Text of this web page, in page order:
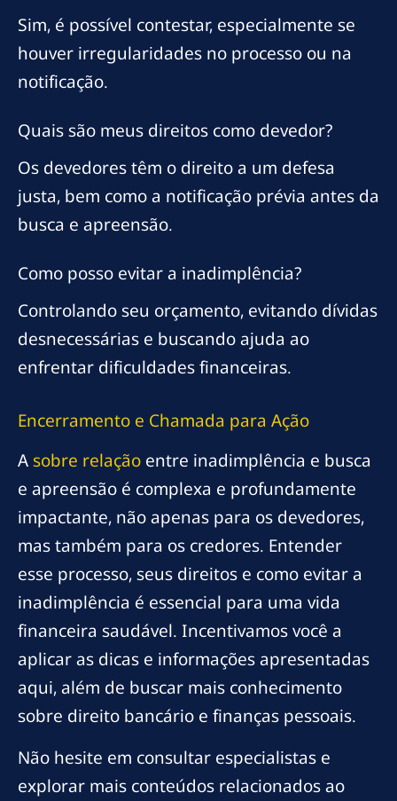
Sim, é possível contestar, especialmente se
houver irregularidades no processo ou na
notificação.
Quais são meus direitos como devedor?
Os devedores têm o direito a um defesa
justa, bem como a notificação prévia antes da
busca e apreensão.
Como posso evitar a inadimplência?
Controlando seu orçamento, evitando dívidas
desnecessárias e buscando ajuda ao
enfrentar dificuldades financeiras.
Encerramento e Chamada para Ação
Asobre relação entre inadimplência e busca
e apreensão é complexa e profundamente
impactante, não apenas para os devedores,
mas também para os credores. Entender
esse processo, seus direitos e como evitar a
inadimplência é essencial para uma vida
financeira saudável. Incentivamos você a
aplicar as dicas e informações apresentadas
aqui, além de buscar mais conhecimento
sobre direito bancário e finanças pessoais.
Não hesite em consultar especialistas e
explorar mais conteúdos relacionados ao